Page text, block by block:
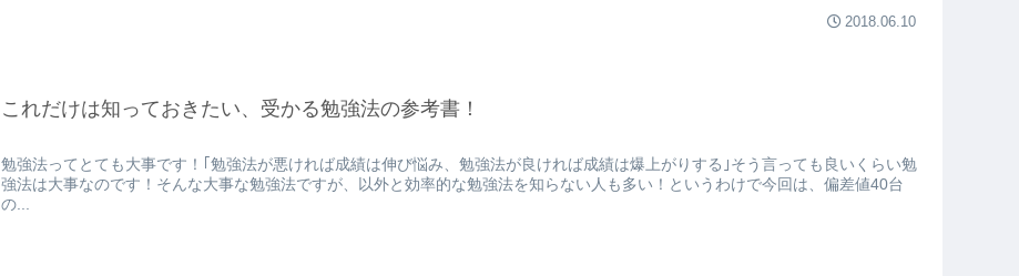
2018.06.10
これだけは知っておきたい、受かる勉強法の参考書！
勉強法ってとても大事です！｢勉強法が悪ければ成績は伸び悩み、勉強法が良ければ成績は爆上がりする｣そう言っても良いくらい勉
強法は大事なのです！そんな大事な勉強法ですが、以外と効率的な勉強法を知らない人も多い！というわけで今回は、偏差値40台
の...